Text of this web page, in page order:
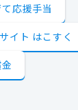
応援手当
イト はこすく